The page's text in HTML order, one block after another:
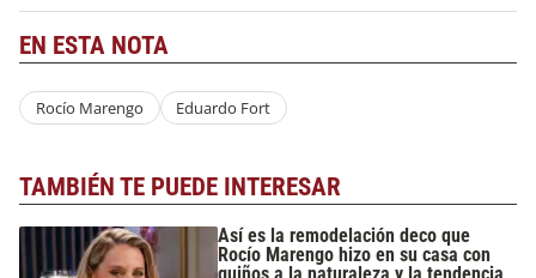
EN ESTA NOTA
Rocío Marengo Eduardo Fort
TAMBIÉN TE PUEDE INTERESAR
Así es la remodelación deco que
Rocío Marengo hizo en su casa con